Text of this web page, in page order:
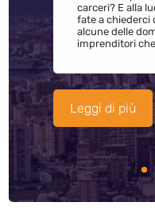
carceri? E alla
fate a chiederci
alcune delle
imprenditori
Leggi di più